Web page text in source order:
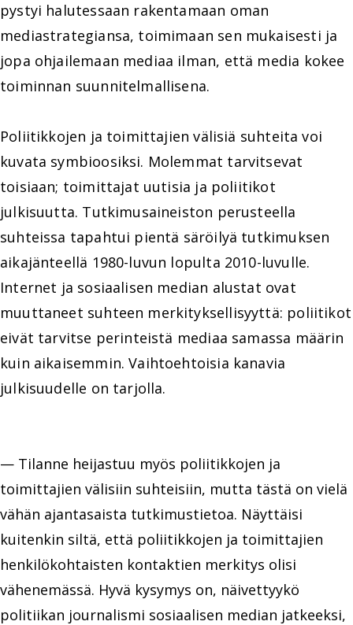
pystyi halutessaan rakentamaan oman
mediastrategiansa, toimimaan sen mukaisesti ja
jopa ohjailemaan mediaa ilman, että media kokee
toiminnan suunnitelmallisena.
Poliitikkojen ja toimittajien välisiä suhteita voi
kuvata symbioosiksi. Molemmat tarvitsevat
toisiaan; toimittajat uutisia ja poliitikot
julkisuutta. Tutkimusaineiston perusteella
suhteissa tapahtui pientä säröilyä tutkimuksen
aikajänteellä 1980-luvun lopulta 2010-luvulle.
Internet ja sosiaalisen median alustat ovat
muuttaneet suhteen merkityksellisyyttä: poliitikot
eivät tarvitse perinteistä mediaa samassa määrin
kuin aikaisemmin. Vaihtoehtoisia kanavia
julkisuudelle on tarjolla.
— Tilanne heijastuu myös poliitikkojen ja
toimittajien välisiin suhteisiin, mutta tästä on vielä
vähän ajantasaista tutkimustietoa. Näyttäisi
kuitenkin siltä, että poliitikkojen ja toimittajien
henkilökohtaisten kontaktien merkitys olisi
vähenemässä. Hyvä kysymys on, näivettyykö
politiikan journalismi sosiaalisen median jatkeeksi,